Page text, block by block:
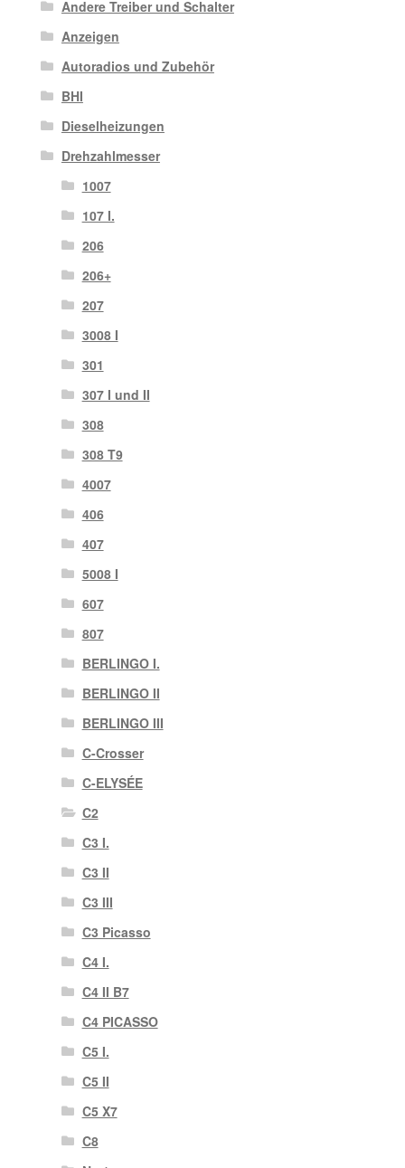
Andere Treiber und Schalter
Anzeigen
Autoradios und Zubehör
BHI
Dieselheizungen
Drehzahlmesser
1007
107 I.
206
206+
207
3008 I
301
307 I und II
308
308 T9
4007
406
407
5008 I
607
807
BERLINGO I.
BERLINGO II
BERLINGO III
C-Crosser
C-ELYSÉE
C2
C3 I.
C3 II
C3 III
C3 Picasso
C4 I.
C4 II B7
C4 PICASSO
C5 I.
C5 II
C5 X7
C8